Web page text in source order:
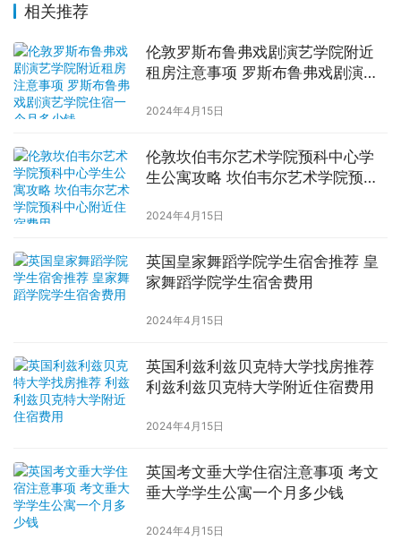
相关推荐
伦敦罗斯布鲁弗戏剧演艺学院附近
租房注意事项 罗斯布鲁弗戏剧演艺
2024年4月15日
伦敦坎伯韦尔艺术学院预科中心学
生公寓攻略 坎伯韦尔艺术学院预科
2024年4月15日
英国皇家舞蹈学院学生宿舍推荐 皇
家舞蹈学院学生宿舍费用
2024年4月15日
英国利兹利兹贝克特大学找房推荐
利兹利兹贝克特大学附近住宿费用
2024年4月15日
英国考文垂大学住宿注意事项 考文
垂大学学生公寓一个月多少钱
2024年4月15日